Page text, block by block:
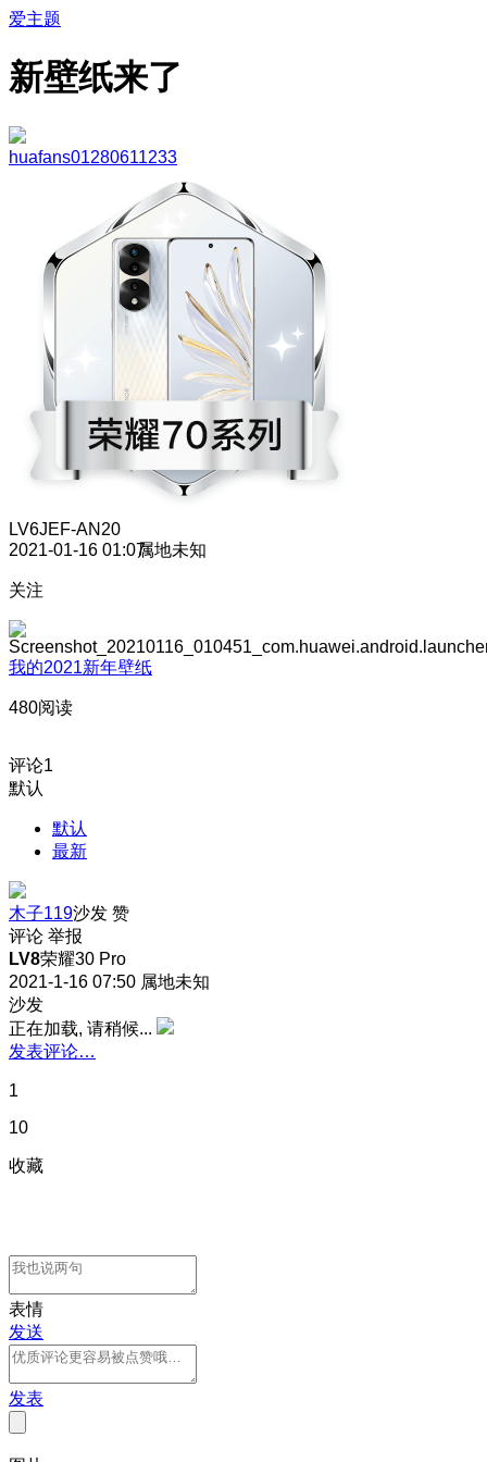
爱主题
新壁纸来了
huafans01280611233
LV6JEF-AN20
2021-01-16 01:07属地未知
关注
我的2021新年壁纸
480阅读
评论1
默认
默认
最新
木子119沙发 赞
评论 举报
LV8荣耀30 Pro
2021-1-16 07:50 属地未知
沙发
正在加载, 请稍候...
发表评论…
1
10
收藏
表情
发送
发表